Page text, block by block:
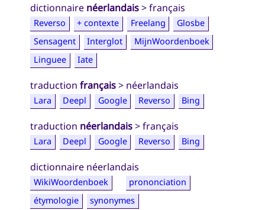
dictionnaire néerlandais> français
Reverso + contexte Freelang
Glosbe
Sensagent
Interglot
MijnWoordenboek
Linguee
Iate
traductionfrançais> néerlandais
Lara Deepl Google Reverso Bing
traduction néerlandais> français
Lara Deepl Google Reverso Bing
dictionnaire néerlandais
WikiWoordenboek
prononciation
étymologie
synonymes